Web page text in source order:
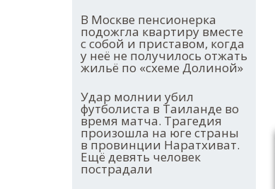
В Москве пенсионерка
подожгла квартиру вместе
с собой и приставом, когда
у неё не получилось отжать
жильё по «схеме Долиной»
Удар молнии убил
футболиста в Таиланде во
время матча. Трагедия
произошла на юге страны
в провинции Наратхиват.
Ещё девять человек
пострадали